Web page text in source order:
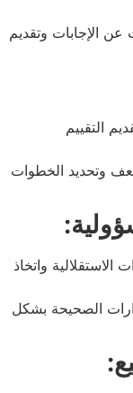
الإجابات وتقديم
التقييم
وتحديد الخطوات
واتخاذ
الصحيحة بشكل